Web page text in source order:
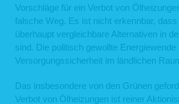
Vorschläge für ein Verbot von
falsche Weg. Es ist nicht erkennbar, dass
überhaupt vergleichbare Alternativen in
sind. Die politisch gewollte Energiewende
Versorgungssicherheit im ländlichen
Das insbesondere von den Grünen
Verbot von Ölheizungen ist reiner
bzw. § 25 Abs. 1 S. 1, Abs. 2 Nr. 2 TTDSG.
Aus Gründen der technischen Sicherheit,
Angriffsversuchen auf unseren Webserver,
kurzzeitig gespeichert. Anhand dieser Daten
einzelne Personen nicht möglich. Nach
Daten durch Verkürzung der IP-Adresse auf
es nicht mehr möglich ist, einen Bezug zum
verarbeitet. Eine Speicherung dieser Daten
personenbezogenen Daten des Nutzers,
Datenbeständen oder eine Weitergabe an Dritte